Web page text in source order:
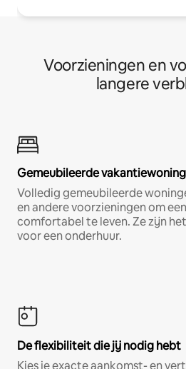
Voorzieningen en
langere
Gemeubileerde
Volledig gemeubileerde
en andere voorzieningen om
comfortabel te leven. Ze zijn
voor een onderhuur.
De flexibiliteit die jij nodig hebt
Kies je exacte aankomst- en